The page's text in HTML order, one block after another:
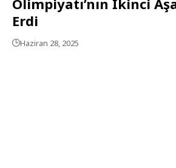
Olimpiyatı’nın İkinci
Erdi
Haziran 28, 2025